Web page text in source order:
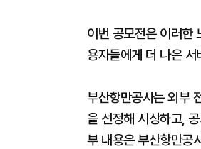
이번 공모전은 이러한
용자들에게 더 나은
부산항만공사는 외부
을 선정해 시상하고,
부 내용은 부산항만공